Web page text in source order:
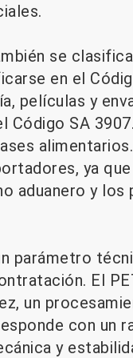
se
en el
películas y
Código SA
alimentarios.
ya
aduanero y los
parámetro
El
un
con un
y